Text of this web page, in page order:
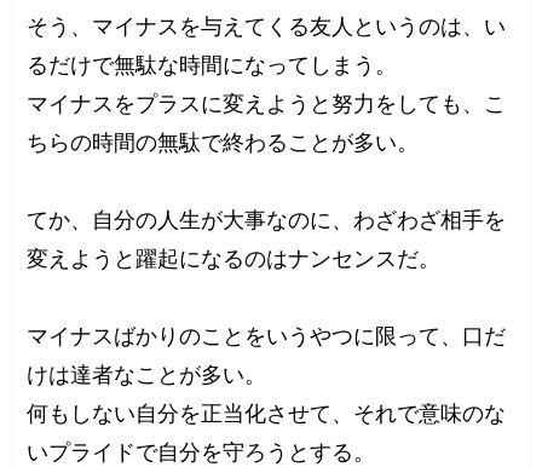
そう、マイナスを与えてくる友人というのは、い
るだけで無駄な時間になってしまう。
マイナスをプラスに変えようと努力をしても、こ
ちらの時間の無駄で終わることが多い。
てか、自分の人生が大事なのに、わざわざ相手を
変えようと躍起になるのはナンセンスだ。
マイナスばかりのことをいうやつに限って、口だ
けは達者なことが多い。
何もしない自分を正当化させて、それで意味のな
いプライドで自分を守ろうとする。